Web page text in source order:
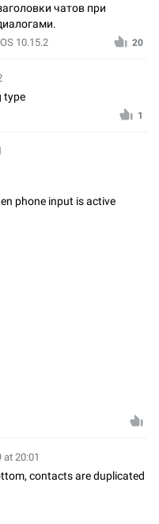
чатов при
10.15.2 20
type
1
phone input is active
at 20:01
contacts are duplicated